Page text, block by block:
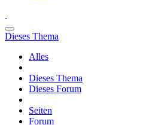
Dieses Thema
Alles
Dieses Thema
Dieses Forum
Seiten
Forum